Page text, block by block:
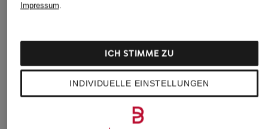
Weitere Kategorien
Abendkleider
Anzüge für Herren
Kleider
Lederjacken für Damen
Lederjacken für Herren
Impressum.
INDIVIDUELLE EINSTELLUNGEN
ICH STIMME ZU